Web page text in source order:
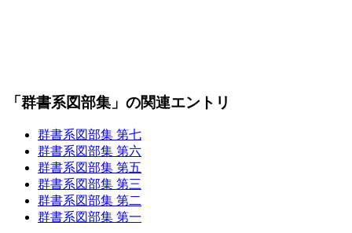
「群書系図部集」の関連エントリ
群書系図部集 第七
群書系図部集 第六
群書系図部集 第五
群書系図部集 第三
群書系図部集 第二
群書系図部集 第一